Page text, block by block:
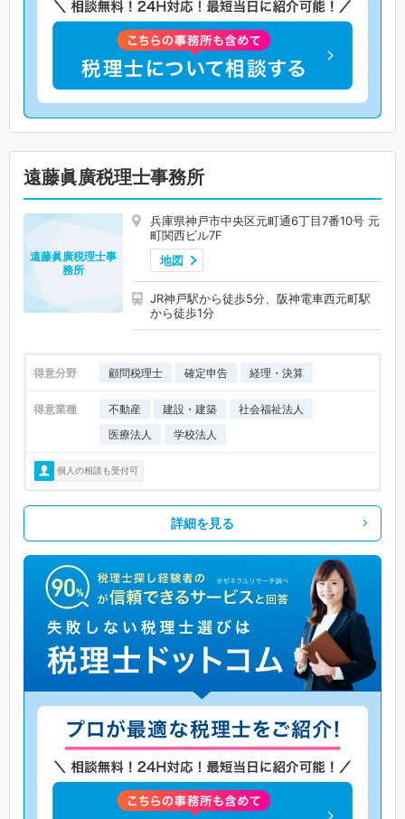
遠藤眞廣税理士事務所
兵庫県神戸市中央区元町通6丁目7番10号 元
町関西ビル7F
地図
JR神戸駅から徒歩5分、阪神電車西元町駅
から徒歩1分
遠藤眞廣税理士事
務所
得意分野 顧問税理士 確定申告 経理・決算
得意業種 不動産 建設・建築
社会福祉法人
医療法人
学校法人
個人の相談も受付可
詳細を見る